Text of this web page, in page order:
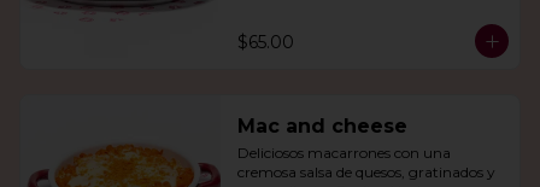
$65.00
Mac and cheese
Deliciosos macarrones con una
cremosa salsa de quesos, gratinados y